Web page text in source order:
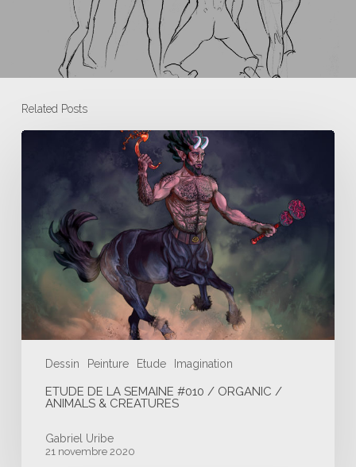
Related Posts
Dessin Peinture Etude Imagination
Etude
Organic
Animals
Creatures
ETUDE DE LA SEMAINE #010 / ORGANIC /
ANIMALS & CREATURES
Gabriel Uribe
21 novembre 2020